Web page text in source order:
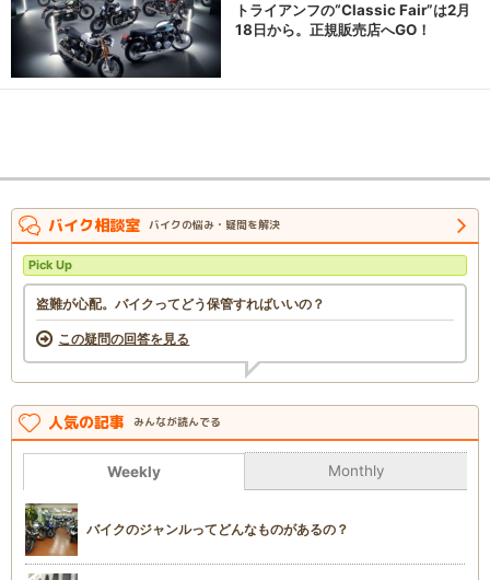
トライアンフの“Classic Fair”は2月
18日から。正規販売店へGO！
バイク相談室 バイクの悩み・疑問を解決
Pick Up
盗難が心配。バイクってどう保管すればいいの？
この疑問の回答を見る
人気の記事 みんなが読んでる
Weekly Monthly
バイクのジャンルってどんなものがあるの？